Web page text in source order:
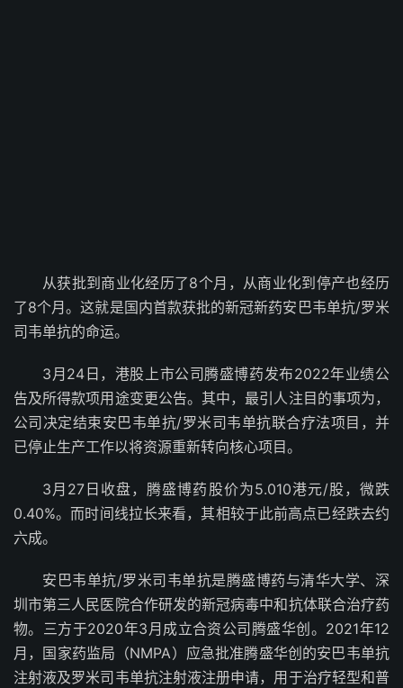
从获批到商业化经历了8个月，从商业化到停产也经历
了8个月。这就是国内首款获批的新冠新药安巴韦单抗/罗米
司韦单抗的命运。
3月24日，港股上市公司腾盛博药发布2022年业绩公
告及所得款项用途变更公告。其中，最引人注目的事项为，
公司决定结束安巴韦单抗/罗米司韦单抗联合疗法项目，并
已停止生产工作以将资源重新转向核心项目。
3月27日收盘，腾盛博药股价为5.010港元/股，微跌
0.40%。而时间线拉长来看，其相较于此前高点已经跌去约
六成。
安巴韦单抗/罗米司韦单抗是腾盛博药与清华大学、深
圳市第三人民医院合作研发的新冠病毒中和抗体联合治疗药
物。三方于2020年3月成立合资公司腾盛华创。2021年12
月，国家药监局（NMPA）应急批准腾盛华创的安巴韦单抗
注射液及罗米司韦单抗注射液注册申请，用于治疗轻型和普